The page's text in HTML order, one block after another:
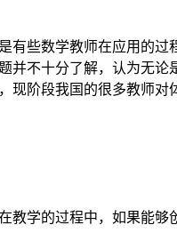
些数学教师在应用的
不十分了解，认为无
阶段我国的很多教师
学的过程中，如果能